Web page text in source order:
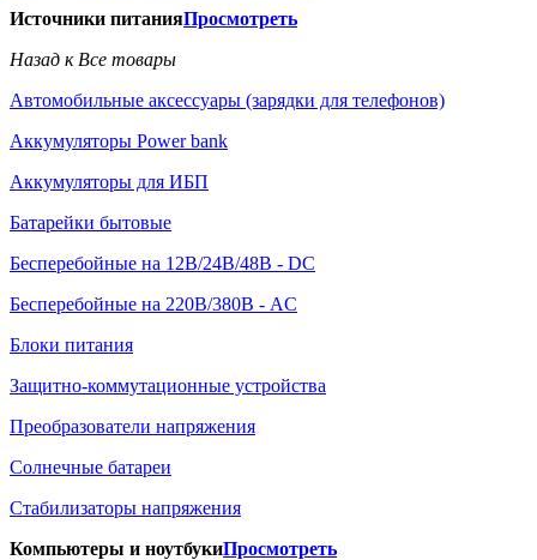
Источники питанияПросмотреть
Назад к Все товары
Автомобильные аксессуары (зарядки для телефонов)
Аккумуляторы Power bank
Аккумуляторы для ИБП
Батарейки бытовые
Бесперебойные на 12В/24В/48В - DC
Бесперебойные на 220В/380В - AC
Блоки питания
Защитно-коммутационные устройства
Преобразователи напряжения
Солнечные батареи
Стабилизаторы напряжения
Компьютеры и ноутбукиПросмотреть